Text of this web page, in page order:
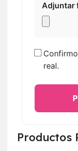
Adjuntar
real.
Productos